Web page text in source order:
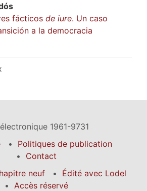
fácticos de iure. Un caso
a la democracia
1961-9731
Politiques de publication
Contact
neuf
Édité avec Lodel
Accès réservé